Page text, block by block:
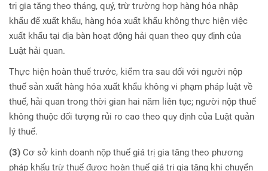
trị gia tăng theo tháng, quý, trừ trường hợp hàng hóa nhập
khẩu để xuất khẩu, hàng hóa xuất khẩu không thực hiện việc
xuất khẩu tại địa bàn hoạt động hải quan theo quy định của
Luật hải quan.
Thực hiện hoàn thuế trước, kiểm tra sau đối với người nộp
thuế sản xuất hàng hóa xuất khẩu không vi phạm pháp luật về
thuế, hải quan trong thời gian hai năm liên tục; người nộp thuế
không thuộc đối tượng rủi ro cao theo quy định của Luật quản
lý thuế.
(3) Cơ sở kinh doanh nộp thuế giá trị gia tăng theo phương
pháp khấu trừ thuế được hoàn thuế giá trị gia tăng khi chuyển